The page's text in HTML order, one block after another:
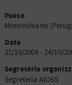
Paese
Montesilvano
Data
21/10/2004 - 24/10/
Segreteria
Segreteria AIOSS